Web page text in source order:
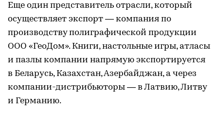
Еще один представитель отрасли, который
осуществляет экспорт — компания по
производству полиграфической продукции
ООО «ГеоДом». Книги, настольные игры, атласы
и пазлы компании напрямую экспортируется
в Беларусь, Казахстан, Азербайджан, а через
компании-дистрибьюторы — в Латвию, Литву
и Германию.